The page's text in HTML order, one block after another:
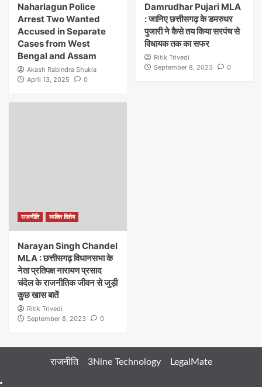
Naharlagun Police
Arrest Two Wanted
Accused in Separate
Cases from West
Bengal and Assam
Akash Rabindra Shukla
April 13, 2025
0
Damrudhar Pujari MLA
: जानिए छत्तीसगढ़ के डमरुधर
पुजारी ने कैसे तय किया सरपंच से
विधायक तक का सफर
Ritik Trivedi
September 8, 2023
0
राजनीति व्यक्ति विशेष
Narayan Singh Chandel
MLA : छत्तीसगढ़ विधानसभा के
नेता प्रतिपक्ष नारायण प्रसाद
चंदेल के राजनीतिक जीवन से जुड़ी
कुछ खास बातें
Ritik Trivedi
September 8, 2023
0
राजनीति 3Nine Technology LegalMate